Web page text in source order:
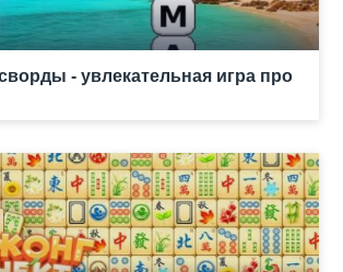
- увлекательная игра про